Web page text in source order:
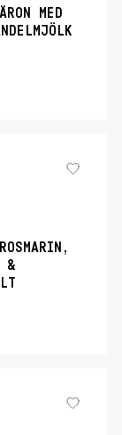
MED
&